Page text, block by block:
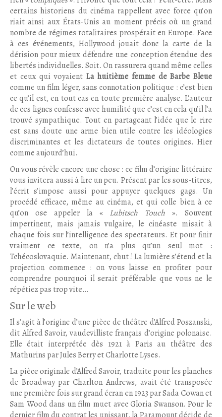
certains historiens du cinéma rappellent avec force qu’on
riait ainsi aux États-Unis au moment précis où un grand
nombre de régimes totalitaires prospérait en Europe. Face
à ces événements, Hollywood jouait donc la carte de la
dérision pour mieux défendre une conception étendue des
libertés individuelles. Soit. On rassurera quand même celles
et ceux qui voyaient La huitième femme de Barbe Bleue
comme un film léger, sans connotation politique : c’est bien
ce qu’il est, en tout cas en toute première analyse. L’auteur
de ces lignes confesse avec humilité que c’est en cela qu’il l’a
trouvé sympathique. Tout en partageant l’idée que le rire
est sans doute une arme bien utile contre les idéologies
discriminantes et les dictateurs de toutes origines. Hier
comme aujourd’hui.
On vous révèle encore une chose : ce film d’origine littéraire
vous invitera aussi à lire un peu. Présent par les sous-titres,
l’écrit s’impose aussi pour appuyer quelques gags. Un
procédé efficace, même au cinéma, et qui colle bien à ce
qu’on ose appeler la « Lubitsch Touch». Souvent
impertinent, mais jamais vulgaire, le cinéaste misait à
chaque fois sur l’intelligence des spectateurs. Et pour finir
vraiment ce texte, on n’a plus qu’un seul mot :
Tchécoslovaquie. Maintenant, chut ! La lumière s’étend et la
projection commence : on vous laisse en profiter pour
comprendre pourquoi il serait préférable que vous ne le
répétiez pas trop vite…
Sur le web
Il s’agit à l’origine d’une pièce de théâtre d’Alfred Poszanski,
dit Alfred Savoir, vaudevilliste français d’origine polonaise.
Elle était interprétée dès 1921 à Paris au théâtre des
Mathurins par Jules Berry et Charlotte Lyses.
La pièce originale d’Alfred Savoir, traduite pour les planches
de Broadway par Charlton Andrews, avait été transposée
une première fois sur grand écran en 1923 par Sada Cowan et
Sam Wood dans un film muet avec Gloria Swanson. Pour le